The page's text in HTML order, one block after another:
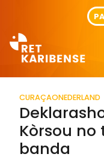
CURAÇAONEDERLAND
Kòrsou
banda